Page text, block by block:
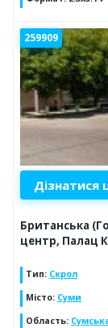
259909
Дізнатися
Британська
центр, Палац
Тип: Скрол
Місто: Суми
Область: